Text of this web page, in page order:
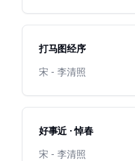
打马图经序
宋 - 李清照
好事近 · 悼春
宋 - 李清照